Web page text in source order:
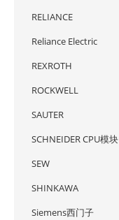
RELIANCE
Reliance Electric
REXROTH
ROCKWELL
SAUTER
SCHNEIDER CPU模块
SEW
SHINKAWA
Siemens西门子